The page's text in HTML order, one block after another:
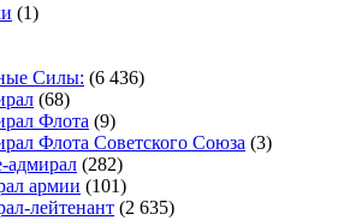
(1)
Силы: (6 436)
(68)
Флота (9)
Флота Советского Союза (3)
адмирал (282)
армии (101)
лейтенант (2 635)